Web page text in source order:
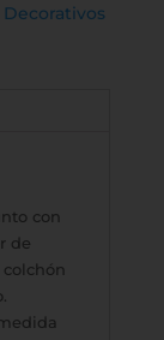
Decorativos
con
de